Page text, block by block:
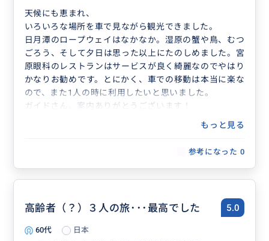
天候にも恵まれ、
いろいろな場所を車で見ながら観光できました。
日月潭のロープウェイはなかなか。湿原の蟹や鳥、むつ
ごろう、そして夕日は思った以上にたのしめました。宮
原眼科のレストランはサービスが良く綺麗なのでやはり
かなりお勧めです。とにかく、車での移動は本当に楽な
ので、また1人の時に利用したいと思いました。
ガイドさん、案内ありがとうございます！
もっと見る
参考になった 0
高齢者（？）３人の旅･･･最高でした 5.0
60代
日本